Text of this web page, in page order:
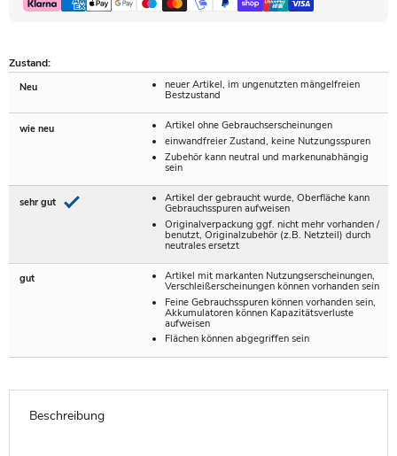
Zustand:
Neu
neuer Artikel, im ungenutzten mängelfreien
Bestzustand
wie neu
Artikel ohne Gebrauchserscheinungen
einwandfreier Zustand, keine Nutzungsspuren
Zubehör kann neutral und markenunabhängig
sein
sehr gut
Artikel der gebraucht wurde, Oberfläche kann
Gebrauchsspuren aufweisen
Originalverpackung ggf. nicht mehr vorhanden /
benutzt, Originalzubehör (z.B. Netzteil) durch
neutrales ersetzt
gut
Artikel mit markanten Nutzungserscheinungen,
Verschleißerscheinungen können vorhanden sein
Feine Gebrauchsspuren können vorhanden sein,
Akkumulatoren können Kapazitätsverluste
aufweisen
Flächen können abgegriffen sein
Beschreibung